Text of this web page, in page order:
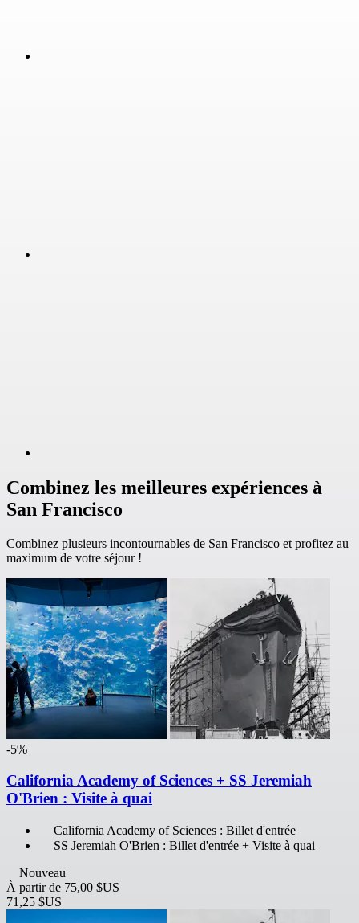
Combinez les meilleures expériences à
San Francisco
Combinez plusieurs incontournables de San Francisco et profitez au
maximum de votre séjour !
-5%
California Academy of Sciences + SS Jeremiah
O'Brien : Visite à quai
California Academy of Sciences : Billet d'entrée
SS Jeremiah O'Brien : Billet d'entrée + Visite à quai
Nouveau
À partir de 75,00 $US
71,25 $US